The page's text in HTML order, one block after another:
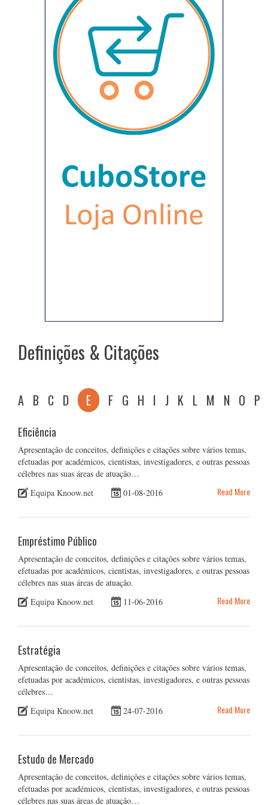
Definições & Citações
A B C D E F G H I J K L M N O P
Eficiência
Apresentação de conceitos, definições e citações sobre vários temas,
efetuadas por académicos, cientistas, investigadores, e outras pessoas
célebres nas suas áreas de atuação…
Equipa Knoow.net
01-08-2016 Read More
Empréstimo Público
Apresentação de conceitos, definições e citações sobre vários temas,
efetuadas por académicos, cientistas, investigadores, e outras pessoas
célebres nas suas áreas de atuação.
Equipa Knoow.net
11-06-2016 Read More
Estratégia
Apresentação de conceitos, definições e citações sobre vários temas,
efetuadas por académicos, cientistas, investigadores, e outras pessoas
célebres…
Equipa Knoow.net
24-07-2016 Read More
Estudo de Mercado
Apresentação de conceitos, definições e citações sobre vários temas,
efetuadas por académicos, cientistas, investigadores, e outras pessoas
célebres nas suas áreas de atuação…